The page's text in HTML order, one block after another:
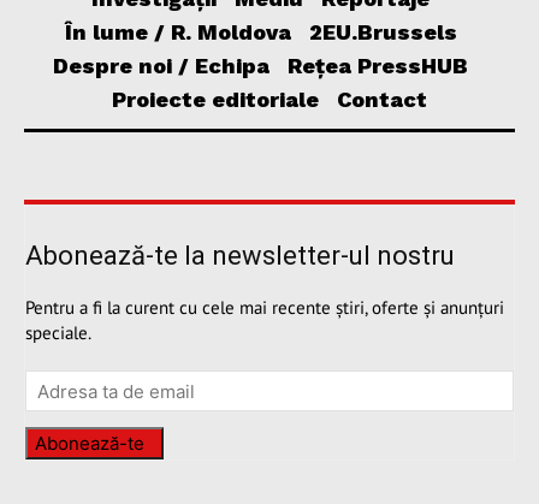
În lume / R. Moldova
2EU.Brussels
Despre noi / Echipa
Rețea PressHUB
Proiecte editoriale
Contact
Abonează-te la newsletter-ul nostru
Pentru a fi la curent cu cele mai recente știri, oferte și anunțuri
speciale.
Abonează-te